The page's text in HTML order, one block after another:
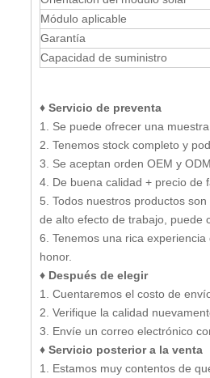
Módulo aplicable
Garantía
Capacidad de suministro
♦ Servicio de preventa
1. Se puede ofrecer una
2. Tenemos stock completo y
3. Se aceptan orden OEM y
4. De buena calidad + precio de
5. Todos nuestros productos
de alto efecto de trabajo, puede
6. Tenemos una rica
honor.
♦ Después de elegir
1. Cuentaremos el costo de
2. Verifique la calidad
3. Envíe un correo electrónico
♦ Servicio posterior a la venta
1. Estamos muy contentos de